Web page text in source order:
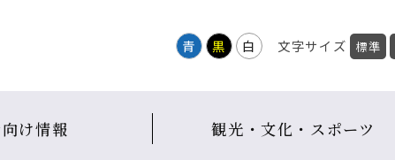
青 黒 白 文字サイズ 標準
け情報 観光・文化・スポーツ